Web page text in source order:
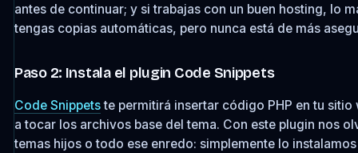
antes de continuar; y si trabajas con un buen hosting, lo
tengas copias automáticas, pero nunca está de más
Paso 2: Instala el plugin Code Snippets
Code Snippetste permitirá insertar código PHP en tu sitio
a tocar los archivos base del tema. Con este plugin nos
temas hijos o todo ese enredo: simplemente lo